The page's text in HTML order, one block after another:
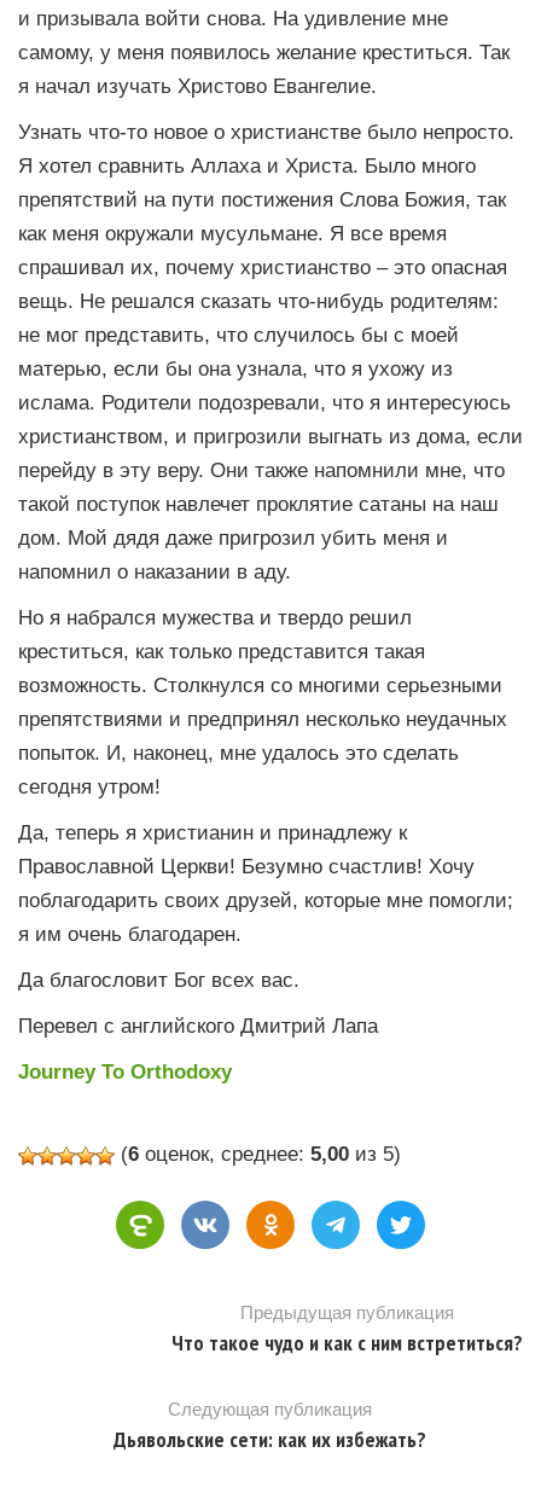
и призывала войти снова. На удивление мне
самому, у меня появилось желание креститься. Так
я начал изучать Христово Евангелие.
Узнать что-то новое о христианстве было непросто.
Я хотел сравнить Аллаха и Христа. Было много
препятствий на пути постижения Слова Божия, так
как меня окружали мусульмане. Я все время
спрашивал их, почему христианство – это опасная
вещь. Не решался сказать что-нибудь родителям:
не мог представить, что случилось бы с моей
матерью, если бы она узнала, что я ухожу из
ислама. Родители подозревали, что я интересуюсь
христианством, и пригрозили выгнать из дома, если
перейду в эту веру. Они также напомнили мне, что
такой поступок навлечет проклятие сатаны на наш
дом. Мой дядя даже пригрозил убить меня и
напомнил о наказании в аду.
Но я набрался мужества и твердо решил
креститься, как только представится такая
возможность. Столкнулся со многими серьезными
препятствиями и предпринял несколько неудачных
попыток. И, наконец, мне удалось это сделать
сегодня утром!
Да, теперь я христианин и принадлежу к
Православной Церкви! Безумно счастлив! Хочу
поблагодарить своих друзей, которые мне помогли;
я им очень благодарен.
Да благословит Бог всех вас.
Перевел с английского Дмитрий Лапа
Journey To Orthodoxy
(6 оценок, среднее: 5,00 из 5)
Предыдущая публикация
Что такое чудо и как с ним встретиться?
Следующая публикация
Дьявольские сети: как их избежать?